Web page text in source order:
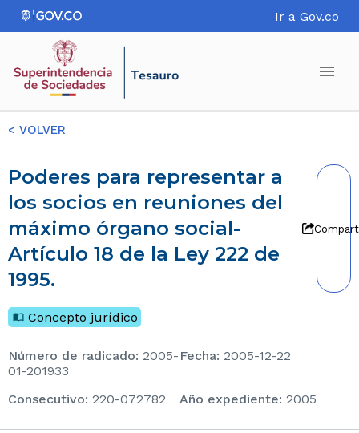
Ir a Gov.co
< VOLVER
Poderes para representar a
los socios en reuniones del
máximo órgano social-
Artículo 18 de la Ley 222 de
1995.
Concepto jurídico
Número de radicado: 2005-
01-201933
Fecha: 2005-12-22
consecutivo: 220-072782 Año expediente: 2005